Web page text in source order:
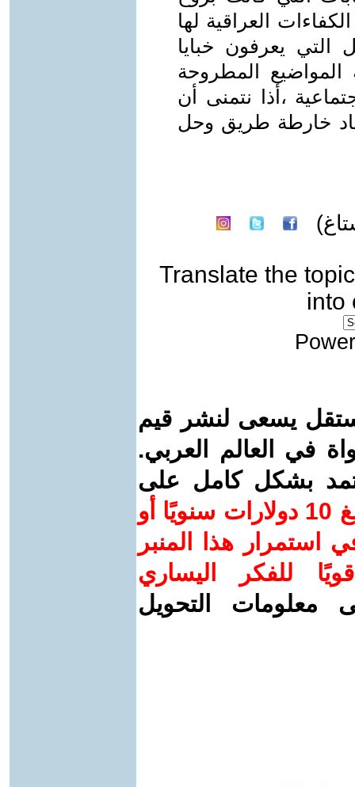
العراقية لها
التي يعرفون خبايا
المطروحة
،أذا نتمنى أن
خارطة طريق وحل
Translate the topic
into
يسعى لنشر قيم
في العالم العربي.
بشكل كامل على
ساهم/ي معنا! بدعمكم بمبلغ 10 دولارات سنويًا أو
استمرار هذا المنبر
للفكر اليساري
معلومات التحويل